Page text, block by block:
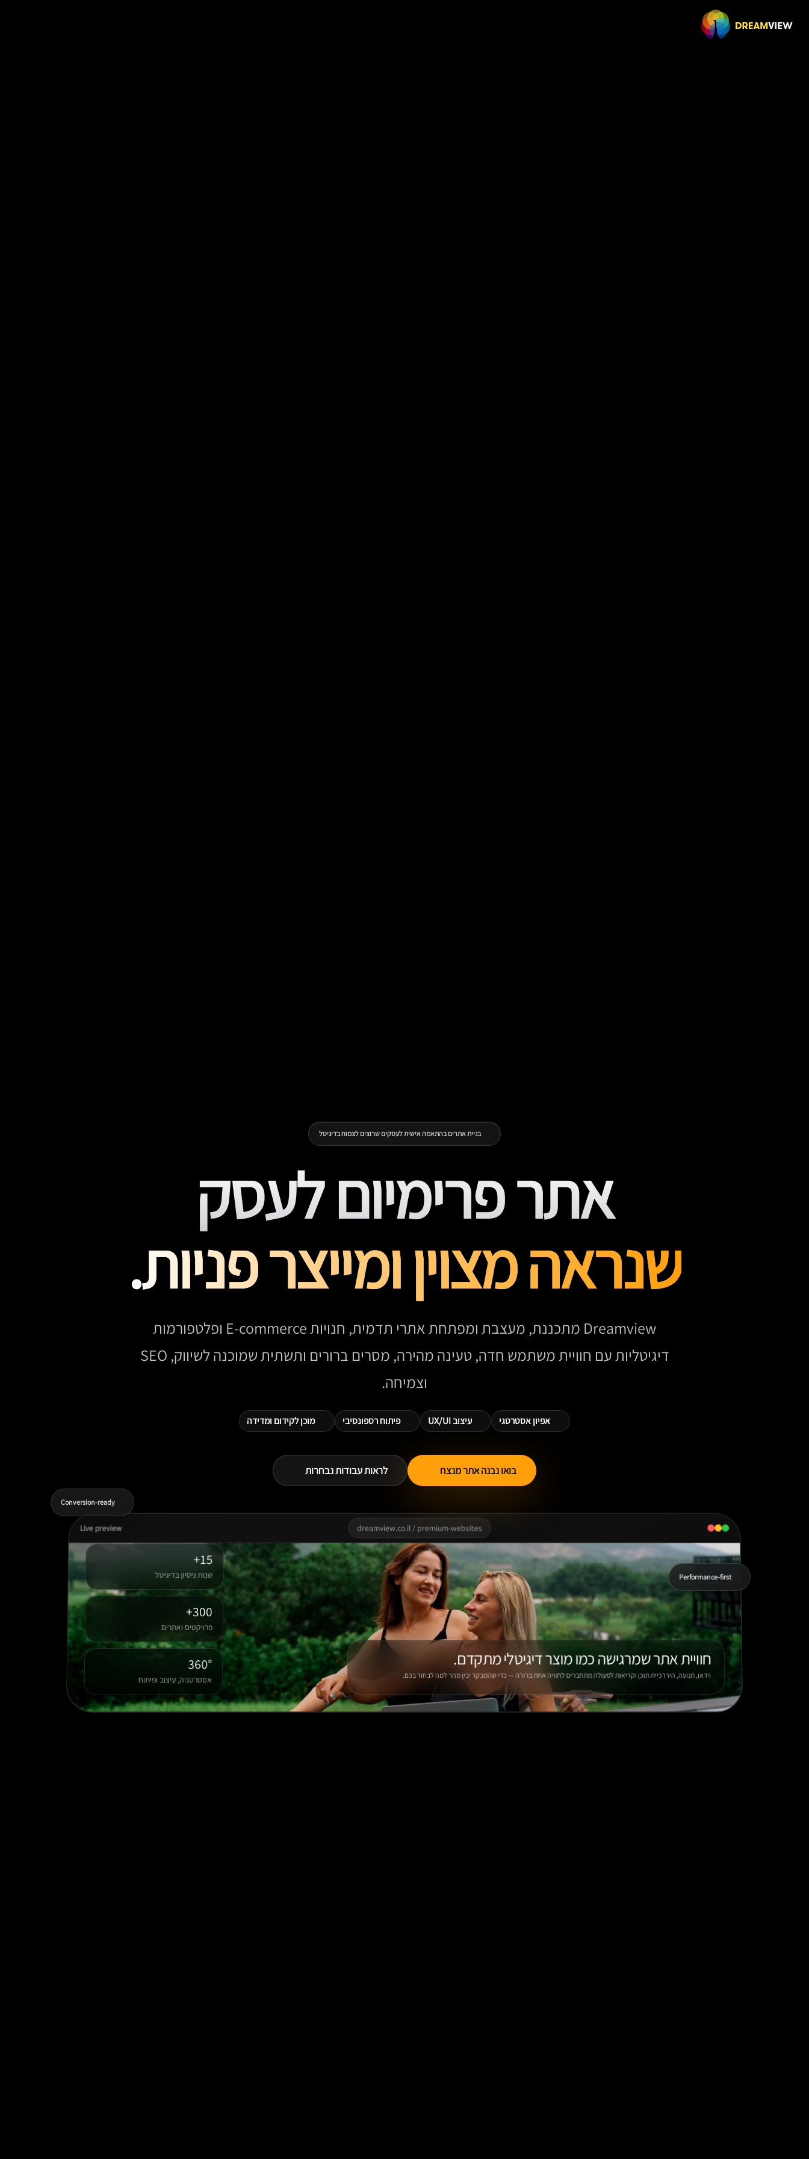
בניית אתרים בהתאמה אישית לעסקים שרוצים לצמוח בדיגיטל
אתר פרימיום לעסק
שנראה מצוין ומייצר פניות.
Dreamview מתכננת, מעצבת ומפתחת אתרי תדמית, חנויות E-commerce ופלטפורמות
דיגיטליות עם חוויית משתמש חדה, טעינה מהירה, מסרים ברורים ותשתית שמוכנה לשיווק, SEO
וצמיחה.
אפיון אסטרטגי עיצוב UX/UI פיתוח רספונסיבי מוכן לקידום ומדידה
בואו נבנה אתר מנצח לראות עבודות נבחרות
Performance-first
Conversion-ready
dreamview.co.il / premium-websites
Live preview
חוויית אתר שמרגישה כמו מוצר דיגיטלי מתקדם.
וידאו, תנועה, היררכיית תוכן וקריאות לפעולה מתחברים לחוויה אחת ברורה — כדי שהמבקר יבין מהר למה לבחור בכם.
15+
שנות ניסיון בדיגיטל
300+
פרויקטים ואתרים
360°
אסטרטגיה, עיצוב ופיתוח